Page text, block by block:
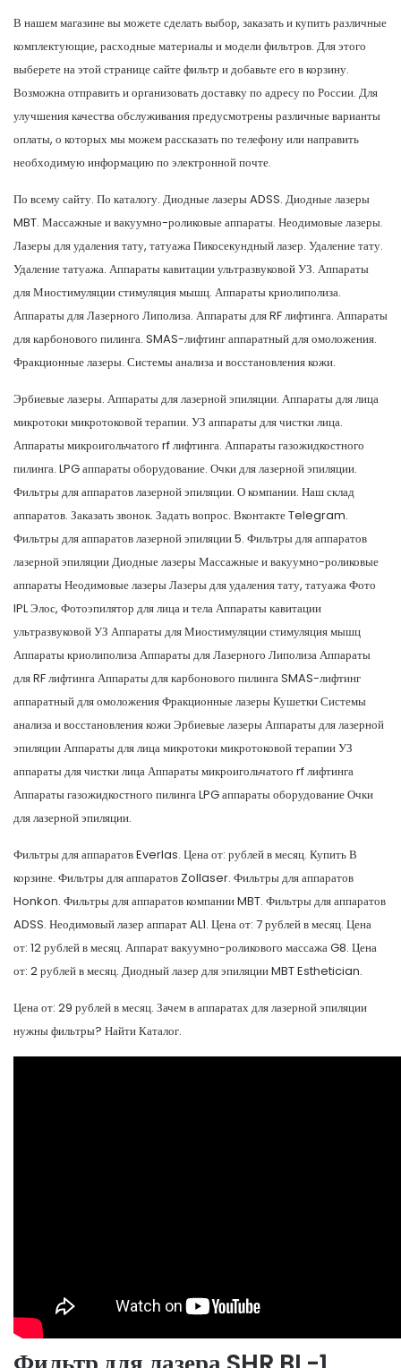
В нашем магазине вы можете сделать выбор, заказать и купить различные
комплектующие, расходные материалы и модели фильтров. Для этого
выберете на этой странице сайте фильтр и добавьте его в корзину.
Возможна отправить и организовать доставку по адресу по России. Для
улучшения качества обслуживания предусмотрены различные варианты
оплаты, о которых мы можем рассказать по телефону или направить
необходимую информацию по электронной почте.
По всему сайту. По каталогу. Диодные лазеры ADSS. Диодные лазеры
MBT. Массажные и вакуумно-роликовые аппараты. Неодимовые лазеры.
Лазеры для удаления тату, татуажа Пикосекундный лазер. Удаление тату.
Удаление татуажа. Аппараты кавитации ультразвуковой УЗ. Аппараты
для Миостимуляции стимуляция мышц. Аппараты криолиполиза.
Аппараты для Лазерного Липолиза. Аппараты для RF лифтинга. Аппараты
для карбонового пилинга. SMAS-лифтинг аппаратный для омоложения.
Фракционные лазеры. Системы анализа и восстановления кожи.
Эрбиевые лазеры. Аппараты для лазерной эпиляции. Аппараты для лица
микротоки микротоковой терапии. УЗ аппараты для чистки лица.
Аппараты микроигольчатого rf лифтинга. Аппараты газожидкостного
пилинга. LPG аппараты оборудование. Очки для лазерной эпиляции.
Фильтры для аппаратов лазерной эпиляции. О компании. Наш склад
аппаратов. Заказать звонок. Задать вопрос. Вконтакте Telegram.
Фильтры для аппаратов лазерной эпиляции 5. Фильтры для аппаратов
лазерной эпиляции Диодные лазеры Массажные и вакуумно-роликовые
аппараты Неодимовые лазеры Лазеры для удаления тату, татуажа Фото
IPL Элос, Фотоэпилятор для лица и тела Аппараты кавитации
ультразвуковой УЗ Аппараты для Миостимуляции стимуляция мышц
Аппараты криолиполиза Аппараты для Лазерного Липолиза Аппараты
для RF лифтинга Аппараты для карбонового пилинга SMAS-лифтинг
аппаратный для омоложения Фракционные лазеры Кушетки Системы
анализа и восстановления кожи Эрбиевые лазеры Аппараты для лазерной
эпиляции Аппараты для лица микротоки микротоковой терапии УЗ
аппараты для чистки лица Аппараты микроигольчатого rf лифтинга
Аппараты газожидкостного пилинга LPG аппараты оборудование Очки
для лазерной эпиляции.
Фильтры для аппаратов Everlas. Цена от: рублей в месяц. Купить В
корзине. Фильтры для аппаратов Zollaser. Фильтры для аппаратов
Honkon. Фильтры для аппаратов компании MBT. Фильтры для аппаратов
ADSS. Неодимовый лазер аппарат AL1. Цена от: 7 рублей в месяц. Цена
от: 12 рублей в месяц. Аппарат вакуумно-роликового массажа G8. Цена
от: 2 рублей в месяц. Диодный лазер для эпиляции MBT Esthetician.
Цена от: 29 рублей в месяц. Зачем в аппаратах для лазерной эпиляции
нужны фильтры? Найти Каталог.